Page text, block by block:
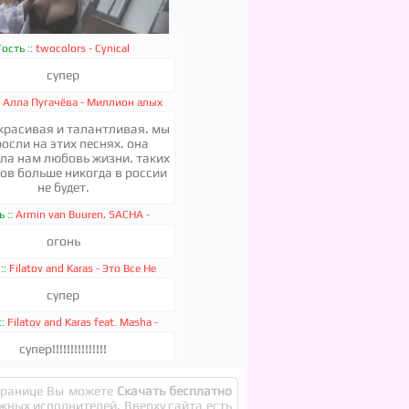
★
Beyond, Sadrican - Can
Not Sleep
★
- Golden Burning Sun
:: twocolors - Cynical
супер
Алла Пугачёва - Миллион алых
и талантливая. мы
на этих песнях. она
нам любовь жизни. таких
больше никогда в россии
не будет.
:: Armin van Buuren, SACHA -
огонь
Filatov and Karas - Это Все Не
супер
Filatov and Karas feat. Masha -
супер!!!!!!!!!!!!!!!
Вау Вероника, Марьяна Локель -
ЛЮБИМКА
чушь
Вы можете Скачать бесплатно
исполнителей. Вверху сайта есть